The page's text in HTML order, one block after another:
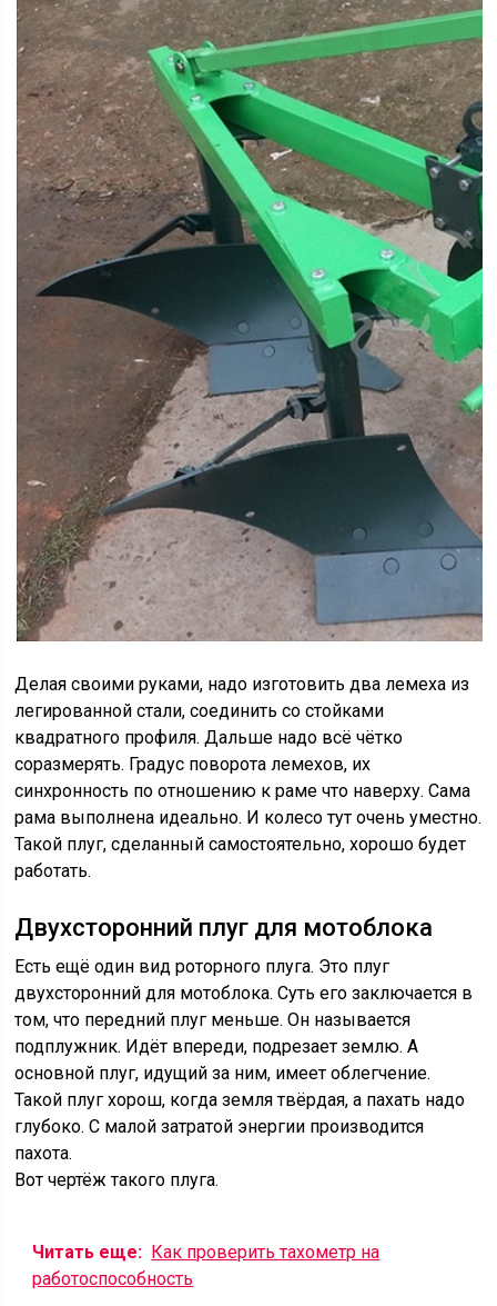
Делая своими руками, надо изготовить два лемеха из
легированной стали, соединить со стойками
квадратного профиля. Дальше надо всё чётко
соразмерять. Градус поворота лемехов, их
синхронность по отношению к раме что наверху. Сама
рама выполнена идеально. И колесо тут очень уместно.
Такой плуг, сделанный самостоятельно, хорошо будет
работать.
Двухсторонний плуг для мотоблока
Есть ещё один вид роторного плуга. Это плуг
двухсторонний для мотоблока. Суть его заключается в
том, что передний плуг меньше. Он называется
подплужник. Идёт впереди, подрезает землю. А
основной плуг, идущий за ним, имеет облегчение.
Такой плуг хорош, когда земля твёрдая, а пахать надо
глубоко. С малой затратой энергии производится
пахота.
Вот чертёж такого плуга.
Читать еще: Как проверить тахометр на
работоспособность